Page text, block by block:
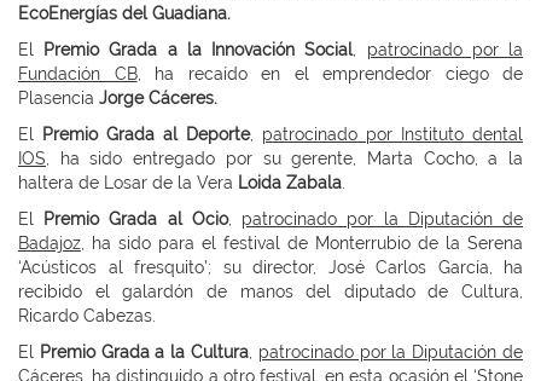
EcoEnergías del Guadiana.
El
Premio Grada a la Innovación Social, patrocinado por la
Fundación CB, ha recaído en el emprendedor ciego de
Plasencia Jorge Cáceres.
El
Premio Grada al Deporte, patrocinado por Instituto dental
IOS , ha sido entregado por su gerente, Marta Cocho, a la
haltera de Losar de la Vera Loida Zabala
El
Premio Grada al Ocio, patrocinado por la Diputación de
Badajoz , ha sido para el festival de Monterrubio de la Serena
‘Acústicos al fresquito’; su director, José Carlos García, ha
recibido el galardón de manos del diputado de Cultura,
Ricardo Cabezas.
El Premio Grada a la Cultura patrocinado por la Diputación de
Cáceres , ha distinguido a otro festival, en esta ocasión el ‘Stone